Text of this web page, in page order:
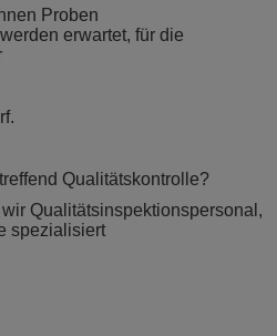
Proben
erwartet, für die
Qualitätskontrolle?
Qualitätsinspektionspersonal,
spezialisiert